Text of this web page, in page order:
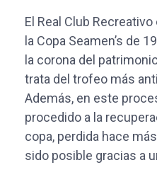
El Real Club
la Copa Seamen’s de
la corona del
trata del trofeo más
Además, en este
procedido a la
copa, perdida hace
sido posible gracias a